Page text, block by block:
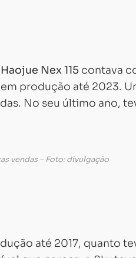
Haojue Nex 115 contava
produção até 2023.
No seu último ano,
vendas – Foto: divulgação
até 2017, quanto